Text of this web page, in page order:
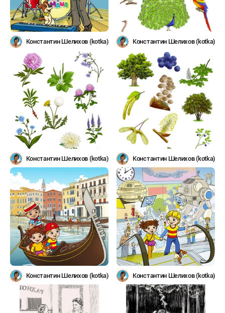
Константин Шелихов (kotka) Константин Шелихов (kotka)
Константин Шелихов (kotka) Константин Шелихов (kotka)
Константин Шелихов (kotka) Константин Шелихов (kotka)